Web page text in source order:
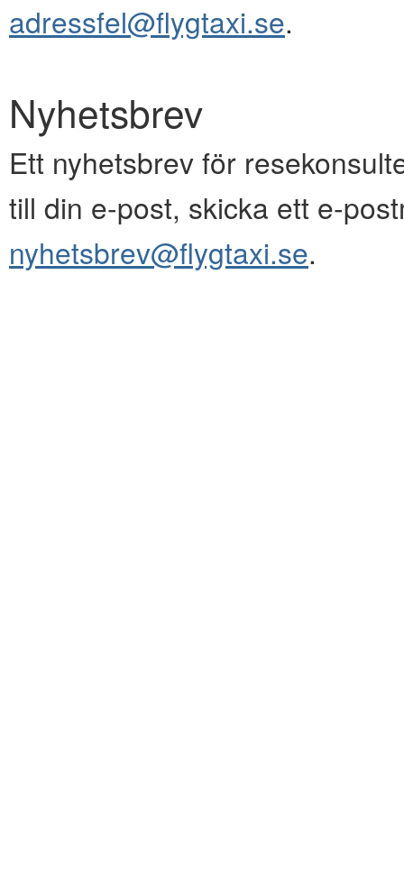
adressfel@flygtaxi.se.
Nyhetsbrev
Ett nyhetsbrev för
till din e-post, skicka ett e-
nyhetsbrev@flygtaxi.se.